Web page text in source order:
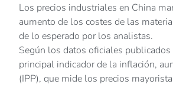
Los precios industriales en China
aumento de los costes de las
de lo esperado por los analistas.
Según los datos oficiales
principal indicador de la inflación,
(IPP), que mide los precios